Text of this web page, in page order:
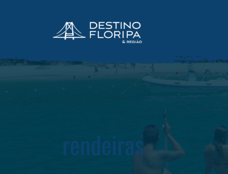
rendeiras